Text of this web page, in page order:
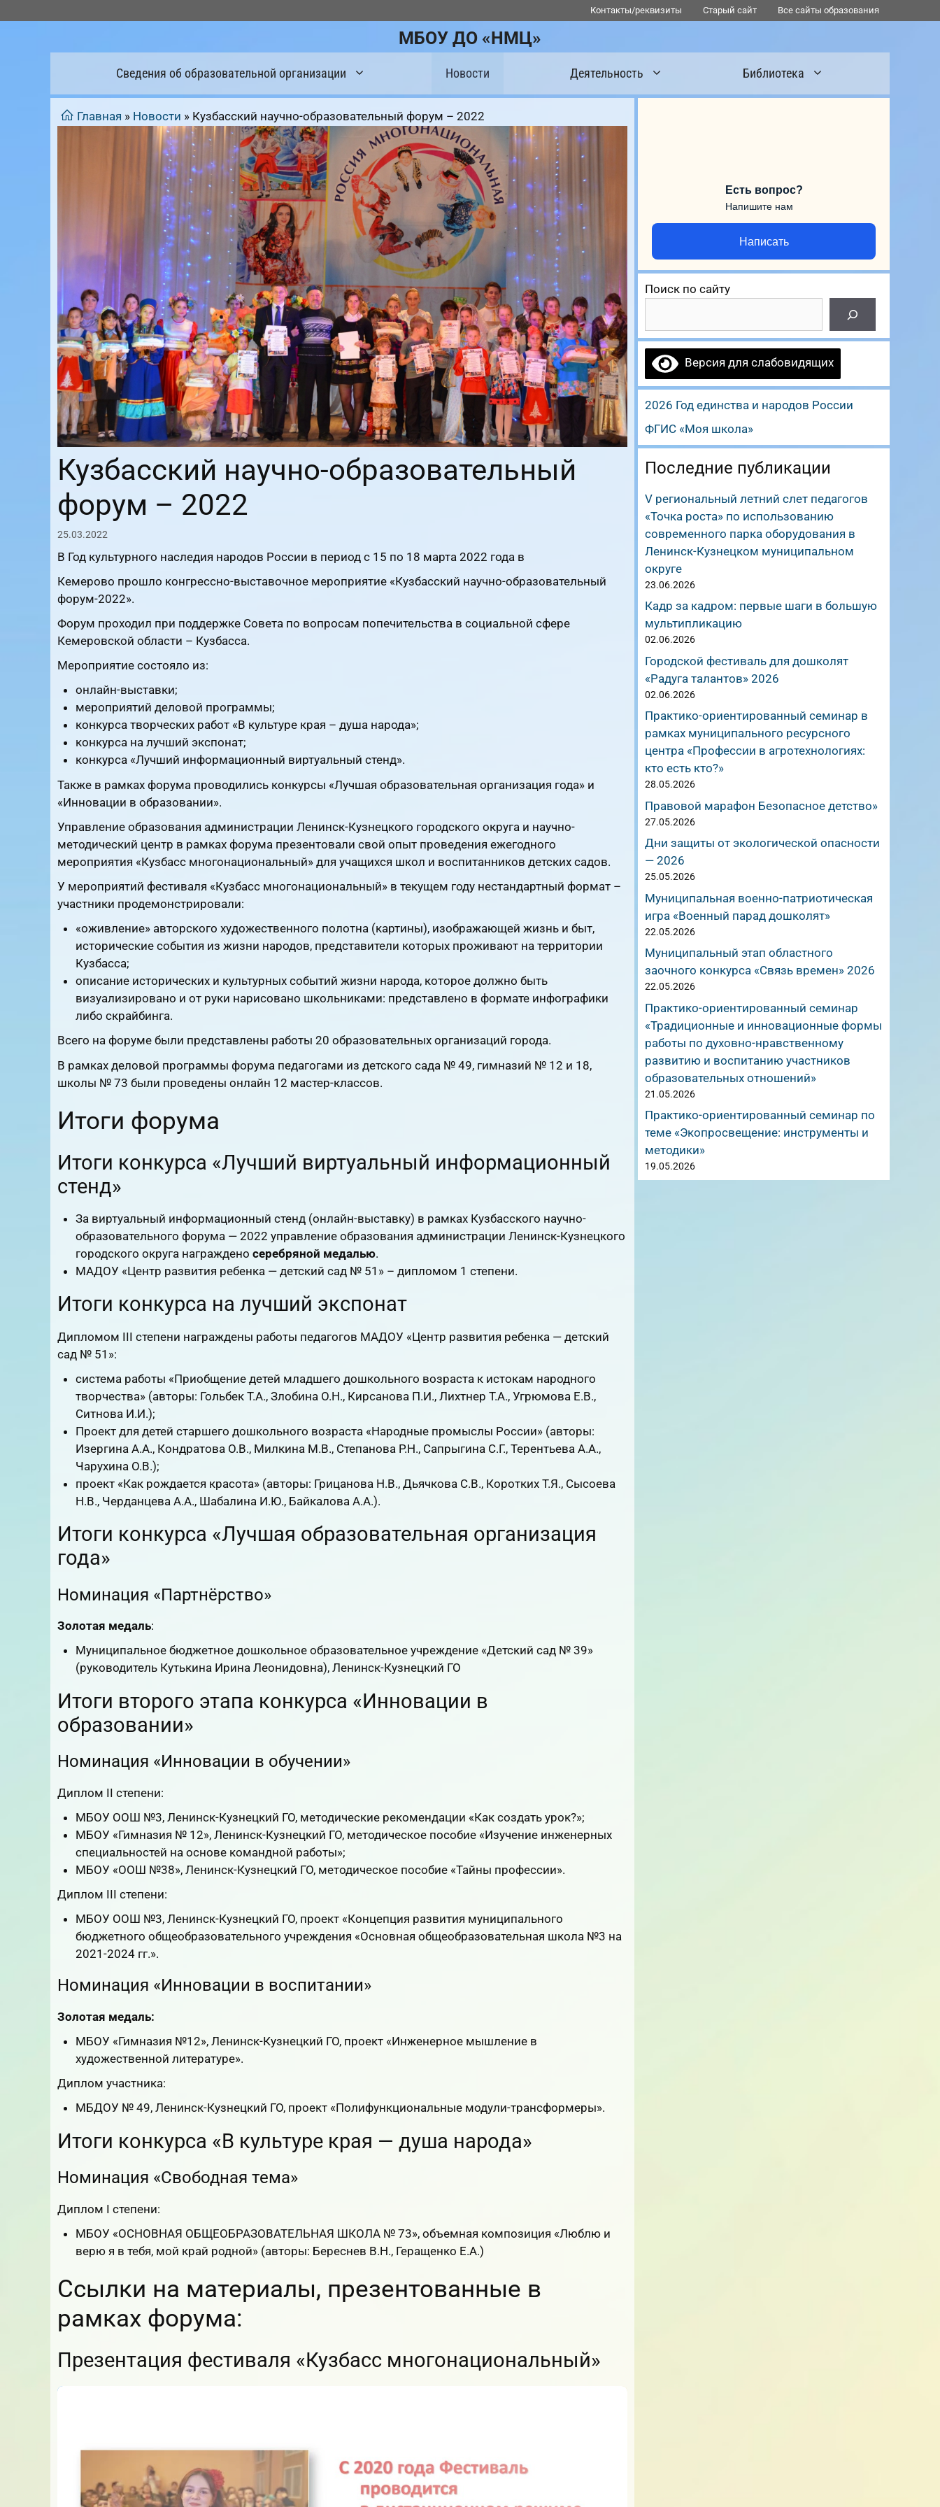
к
Контакты/реквизиты Старый сайт Все сайты образования
МБОУ ДО «НМЦ»
Сведения об образовательной организации Новости Деятельность Библиотека
Главная » Новости » Кузбасский научно-образовательный форум – 2022
Кузбасский научно-образовательный
форум – 2022
25.03.2022
В Год культурного наследия народов России в период с 15 по 18 марта 2022 года в
Кемерово прошло конгрессно-выставочное мероприятие «Кузбасский научно-образовательный
форум-2022».
Форум проходил при поддержке Совета по вопросам попечительства в социальной сфере
Кемеровской области – Кузбасса.
Мероприятие состояло из:
онлайн-выставки;
мероприятий деловой программы;
конкурса творческих работ «В культуре края – душа народа»;
конкурса на лучший экспонат;
конкурса «Лучший информационный виртуальный стенд».
Также в рамках форума проводились конкурсы «Лучшая образовательная организация года» и
«Инновации в образовании».
Управление образования администрации Ленинск-Кузнецкого городского округа и научно-
методический центр в рамках форума презентовали свой опыт проведения ежегодного
мероприятия «Кузбасс многонациональный» для учащихся школ и воспитанников детских садов.
У мероприятий фестиваля «Кузбасс многонациональный» в текущем году нестандартный формат –
участники продемонстрировали:
«оживление» авторского художественного полотна (картины), изображающей жизнь и быт,
исторические события из жизни народов, представители которых проживают на территории
Кузбасса;
описание исторических и культурных событий жизни народа, которое должно быть
визуализировано и от руки нарисовано школьниками: представлено в формате инфографики
либо скрайбинга.
Всего на форуме были представлены работы 20 образовательных организаций города.
В рамках деловой программы форума педагогами из детского сада № 49, гимназий № 12 и 18,
школы № 73 были проведены онлайн 12 мастер-классов.
Итоги форума
Итоги конкурса «Лучший виртуальный информационный
стенд»
За виртуальный информационный стенд (онлайн-выставку) в рамках Кузбасского научно-
образовательного форума — 2022 управление образования администрации Ленинск-Кузнецкого
городского округа награждено серебряной медалью.
МАДОУ «Центр развития ребенка — детский сад № 51» – дипломом 1 степени.
Итоги конкурса на лучший экспонат
Дипломом III степени награждены работы педагогов МАДОУ «Центр развития ребенка — детский
сад № 51»:
система работы «Приобщение детей младшего дошкольного возраста к истокам народного
творчества» (авторы: Гольбек Т.А., Злобина О.Н., Кирсанова П.И., Лихтнер Т.А., Угрюмова Е.В.,
Ситнова И.И.);
Проект для детей старшего дошкольного возраста «Народные промыслы России» (авторы:
Изергина А.А., Кондратова О.В., Милкина М.В., Степанова Р.Н., Сапрыгина С.Г., Терентьева А.А.,
Чарухина О.В.);
проект «Как рождается красота» (авторы: Грицанова Н.В., Дьячкова С.В., Коротких Т.Я., Сысоева
Н.В., Черданцева А.А., Шабалина И.Ю., Байкалова А.А.).
Итоги конкурса «Лучшая образовательная организация
года»
Номинация «Партнёрство»
Золотая медаль:
Муниципальное бюджетное дошкольное образовательное учреждение «Детский сад № 39»
(руководитель Кутькина Ирина Леонидовна), Ленинск-Кузнецкий ГО
Итоги второго этапа конкурса «Инновации в
образовании»
Номинация «Инновации в обучении»
Диплом II степени:
МБОУ ООШ №3, Ленинск-Кузнецкий ГО, методические рекомендации «Как создать урок?»;
МБОУ «Гимназия № 12», Ленинск-Кузнецкий ГО, методическое пособие «Изучение инженерных
специальностей на основе командной работы»;
МБОУ «ООШ №38», Ленинск-Кузнецкий ГО, методическое пособие «Тайны профессии».
Диплом III степени:
МБОУ ООШ №3, Ленинск-Кузнецкий ГО, проект «Концепция развития муниципального
бюджетного общеобразовательного учреждения «Основная общеобразовательная школа №3 на
2021-2024 гг.».
Номинация «Инновации в воспитании»
Золотая медаль:
МБОУ «Гимназия №12», Ленинск-Кузнецкий ГО, проект «Инженерное мышление в
художественной литературе».
Диплом участника:
МБДОУ № 49, Ленинск-Кузнецкий ГО, проект «Полифункциональные модули-трансформеры».
Итоги конкурса «В культуре края — душа народа»
Номинация «Свободная тема»
Диплом I степени:
МБОУ «ОСНОВНАЯ ОБЩЕОБРАЗОВАТЕЛЬНАЯ ШКОЛА № 73», объемная композиция «Люблю и
верю я в тебя, мой край родной» (авторы: Береснев В.Н., Геращенко Е.А.)
Ссылки на материалы, презентованные в
рамках форума:
Презентация фестиваля «Кузбасс многонациональный»
Есть вопрос?
Напишите нам
Написать
Поиск по сайту
Версия для слабовидящих
2026 Год единства и народов России
ФГИС «Моя школа»
Последние публикации
V региональный летний слет педагогов
«Точка роста» по использованию
современного парка оборудования в
Ленинск-Кузнецком муниципальном
округе
23.06.2026
Кадр за кадром: первые шаги в большую
мультипликацию
02.06.2026
Городской фестиваль для дошколят
«Радуга талантов» 2026
02.06.2026
Практико-ориентированный семинар в
рамках муниципального ресурсного
центра «Профессии в агротехнологиях:
кто есть кто?»
28.05.2026
Правовой марафон Безопасное детство»
27.05.2026
Дни защиты от экологической опасности
— 2026
25.05.2026
Муниципальная военно-патриотическая
игра «Военный парад дошколят»
22.05.2026
Муниципальный этап областного
заочного конкурса «Связь времен» 2026
22.05.2026
Практико-ориентированный семинар
«Традиционные и инновационные формы
работы по духовно-нравственному
развитию и воспитанию участников
образовательных отношений»
21.05.2026
Практико-ориентированный семинар по
теме «Экопросвещение: инструменты и
методики»
19.05.2026